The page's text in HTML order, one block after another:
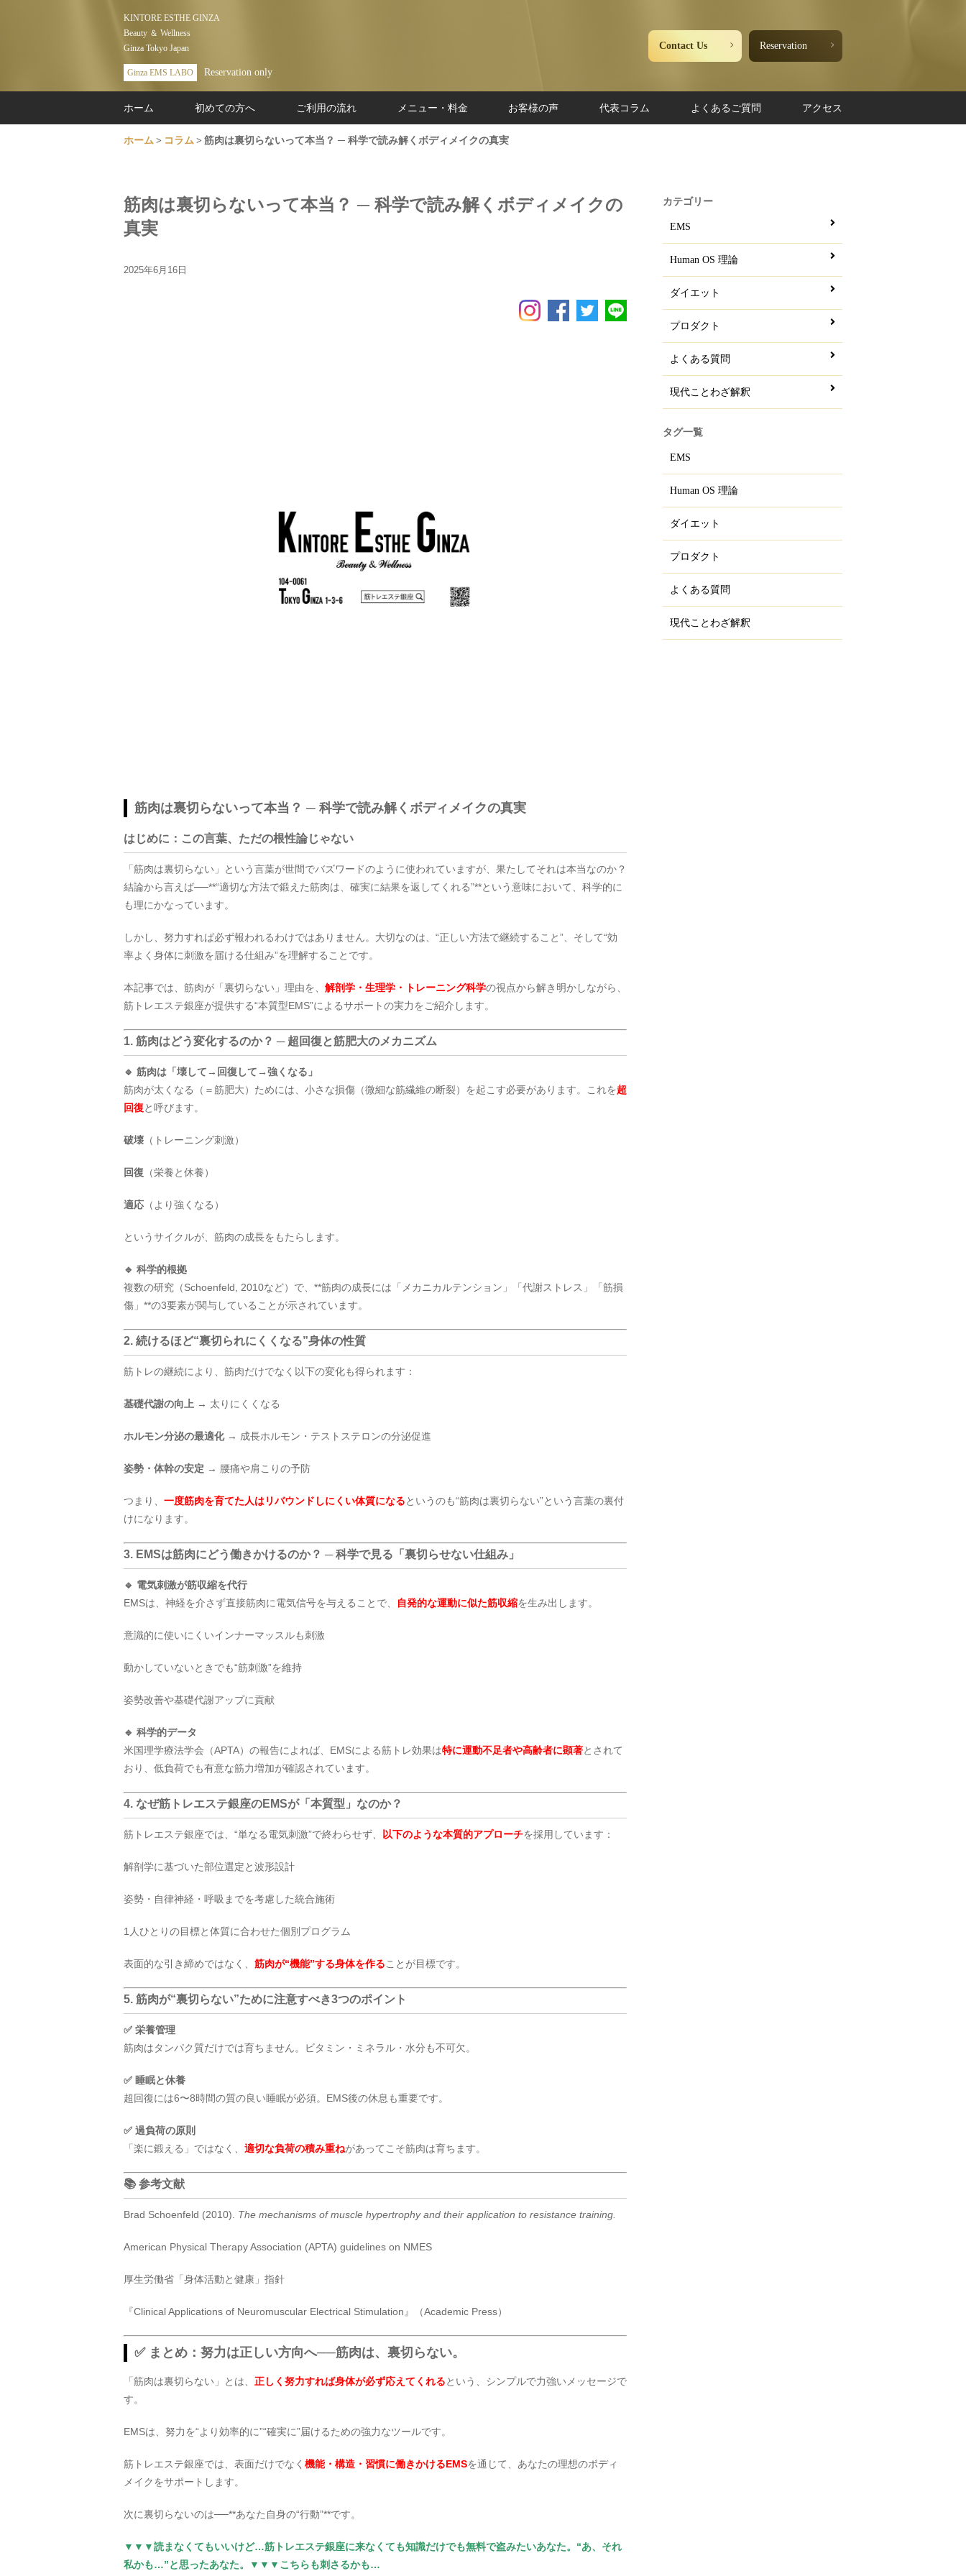
KINTORE ESTHE GINZA
Beauty ＆ Wellness
Ginza Tokyo Japan
Ginza EMS LABO Reservation only
Contact Us Reservation
ホーム 初めての方へ ご利用の流れ メニュー・料金 お客様の声 代表コラム よくあるご質問 アクセス
ホーム コラム 筋肉は裏切らないって本当？ ─ 科学で読み解くボディメイクの真実
筋肉は裏切らないって本当？ ─ 科学で読み解くボディメイクの
真実
2025年6月16日
筋肉は裏切らないって本当？ ─ 科学で読み解くボディメイクの真実
はじめに：この言葉、ただの根性論じゃない
「筋肉は裏切らない」という言葉が世間でバズワードのように使われていますが、果たしてそれは本当なのか？
結論から言えば──**“適切な方法で鍛えた筋肉は、確実に結果を返してくれる”**という意味において、科学的に
も理にかなっています。
しかし、努力すれば必ず報われるわけではありません。大切なのは、“正しい方法で継続すること”、そして“効
率よく身体に刺激を届ける仕組み”を理解することです。
本記事では、筋肉が「裏切らない」理由を、 解剖学・生理学・トレーニング科学の視点から解き明かしながら、
筋トレエステ銀座が提供する“本質型EMS”によるサポートの実力をご紹介します。
1. 筋肉はどう変化するのか？ ─ 超回復と筋肥大のメカニズム
🔹 筋肉は「壊して→回復して→強くなる」
筋肉が太くなる（＝筋肥大）ためには、小さな損傷（微細な筋繊維の断裂）を起こす必要があります。これを超
回復と呼びます。
破壊 （トレーニング刺激）
回復 （栄養と休養）
適応 （より強くなる）
というサイクルが、筋肉の成長をもたらします。
🔹 科学的根拠
複数の研究（Schoenfeld, 2010など）で、**筋肉の成長には「メカニカルテンション」「代謝ストレス」「筋損
傷」**の3要素が関与していることが示されています。
2. 続けるほど“裏切られにくくなる”身体の性質
筋トレの継続により、筋肉だけでなく以下の変化も得られます：
基礎代謝の向上 → 太りにくくなる
ホルモン分泌の最適化→ 成長ホルモン・テストステロンの分泌促進
姿勢・体幹の安定 → 腰痛や肩こりの予防
つまり、 一度筋肉を育てた人はリバウンドしにくい体質になるというのも“筋肉は裏切らない”という言葉の裏付
けになります。
3. EMSは筋肉にどう働きかけるのか？ ─ 科学で見る「裏切らせない仕組み」
🔹 電気刺激が筋収縮を代行
EMSは、神経を介さず直接筋肉に電気信号を与えることで、
自発的な運動に似た筋収縮を生み出します。
意識的に使いにくいインナーマッスルも刺激
動かしていないときでも“筋刺激”を維持
姿勢改善や基礎代謝アップに貢献
🔹 科学的データ
米国理学療法学会（APTA）の報告によれば、EMSによる筋トレ効果は特に運動不足者や高齢者に顕著とされて
おり、低負荷でも有意な筋力増加が確認されています。
4. なぜ筋トレエステ銀座のEMSが「本質型」なのか？
筋トレエステ銀座では、“単なる電気刺激”で終わらせず、 以下のような本質的アプローチを採用しています：
解剖学に基づいた部位選定と波形設計
姿勢・自律神経・呼吸までを考慮した統合施術
1人ひとりの目標と体質に合わせた個別プログラム
表面的な引き締めではなく、 筋肉が“機能”する身体を作ることが目標です。
5. 筋肉が“裏切らない”ために注意すべき3つのポイント
✅ 栄養管理
筋肉はタンパク質だけでは育ちません。ビタミン・ミネラル・水分も不可欠。
✅ 睡眠と休養
超回復には6〜8時間の質の良い睡眠が必須。EMS後の休息も重要です。
✅ 過負荷の原則
「楽に鍛える」ではなく、 適切な負荷の積み重ねがあってこそ筋肉は育ちます。
📚 参考文献
Brad Schoenfeld (2010). The mechanisms of muscle hypertrophy and their application to resistance training.
American Physical Therapy Association (APTA) guidelines on NMES
厚生労働省「身体活動と健康」指針
『Clinical Applications of Neuromuscular Electrical Stimulation』（Academic Press）
✅ まとめ：努力は正しい方向へ──筋肉は、裏切らない。
「筋肉は裏切らない」とは、 正しく努力すれば身体が必ず応えてくれるという、シンプルで力強いメッセージで
す。
EMSは、努力を“より効率的に”“確実に”届けるための強力なツールです。
筋トレエステ銀座では、表面だけでなく 機能・構造・習慣に働きかけるEMSを通じて、あなたの理想のボディ
メイクをサポートします。
次に裏切らないのは──**あなた自身の“行動”**です。
▼▼▼読まなくてもいいけど…筋トレエステ銀座に来なくても知識だけでも無料で盗みたいあなた。“あ、それ
私かも…”と思ったあなた。▼▼▼こちらも刺さるかも…
カテゴリー
EMS
Human OS 理論
ダイエット
プロダクト
よくある質問
現代ことわざ解釈
タグ一覧
EMS
Human OS 理論
ダイエット
プロダクト
よくある質問
現代ことわざ解釈